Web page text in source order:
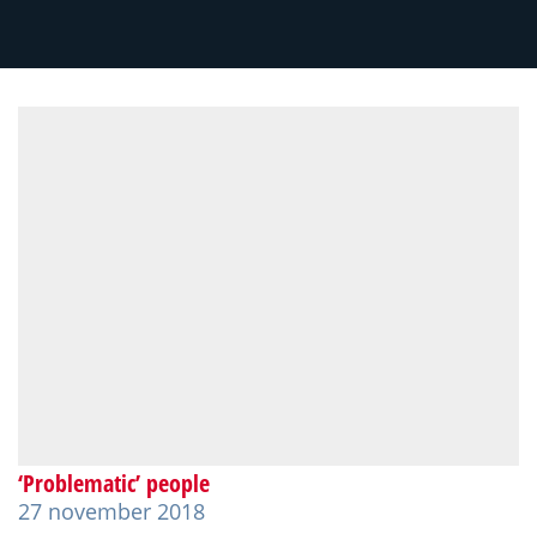
‘Problematic’ people
27 november 2018